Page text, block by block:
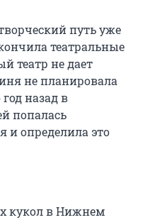
путь уже
театральные
театр не дает
не планировала
назад в
попалась
и определила это
кукол в Нижнем